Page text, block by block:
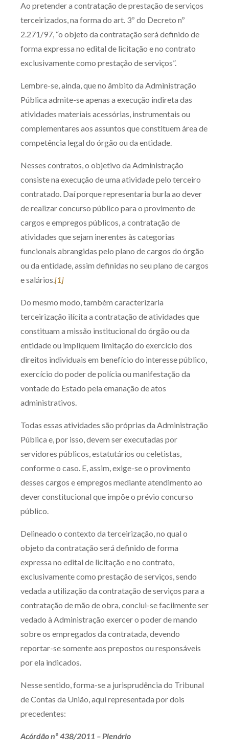
Ao pretender a contratação de prestação de serviços
terceirizados, na forma do art. 3º do Decreto nº
2.271/97, “o objeto da contratação será definido de
forma expressa no edital de licitação e no contrato
exclusivamente como prestação de serviços”.
Lembre-se, ainda, que no âmbito da Administração
Pública admite-se apenas a execução indireta das
atividades materiais acessórias, instrumentais ou
complementares aos assuntos que constituem área de
competência legal do órgão ou da entidade.
Nesses contratos, o objetivo da Administração
consiste na execução de uma atividade pelo terceiro
contratado. Daí porque representaria burla ao dever
de realizar concurso público para o provimento de
cargos e empregos públicos, a contratação de
atividades que sejam inerentes às categorias
funcionais abrangidas pelo plano de cargos do órgão
ou da entidade, assim definidas no seu plano de cargos
e salários.[1]
Do mesmo modo, também caracterizaria
terceirização ilícita a contratação de atividades que
constituam a missão institucional do órgão ou da
entidade ou impliquem limitação do exercício dos
direitos individuais em benefício do interesse público,
exercício do poder de polícia ou manifestação da
vontade do Estado pela emanação de atos
administrativos.
Todas essas atividades são próprias da Administração
Pública e, por isso, devem ser executadas por
servidores públicos, estatutários ou celetistas,
conforme o caso. E, assim, exige-se o provimento
desses cargos e empregos mediante atendimento ao
dever constitucional que impõe o prévio concurso
público.
Delineado o contexto da terceirização, no qual o
objeto da contratação será definido de forma
expressa no edital de licitação e no contrato,
exclusivamente como prestação de serviços, sendo
vedada a utilização da contratação de serviços para a
contratação de mão de obra, conclui-se facilmente ser
vedado à Administração exercer o poder de mando
sobre os empregados da contratada, devendo
reportar-se somente aos prepostos ou responsáveis
por ela indicados.
Nesse sentido, forma-se a jurisprudência do Tribunal
de Contas da União, aqui representada por dois
precedentes:
Acórdão nº 438/2011 – Plenário